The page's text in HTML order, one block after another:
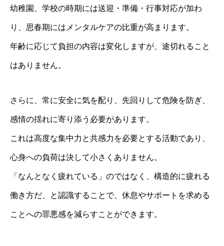
幼稚園、学校の時期には送迎・準備・行事対応が加わ
り、思春期にはメンタルケアの比重が高まります。
年齢に応じて負担の内容は変化しますが、途切れること
はありません。
さらに、常に安全に気を配り、先回りして危険を防ぎ、
感情の揺れに寄り添う必要があります。
これは高度な集中力と共感力を必要とする活動であり、
心身への負荷は決して小さくありません。
「なんとなく疲れている」のではなく、構造的に疲れる
働き方だ、と認識することで、休息やサポートを求める
ことへの罪悪感を減らすことができます。